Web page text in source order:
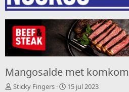
Mangosalde met
O
Sticky Fingers
S15 jul 2023